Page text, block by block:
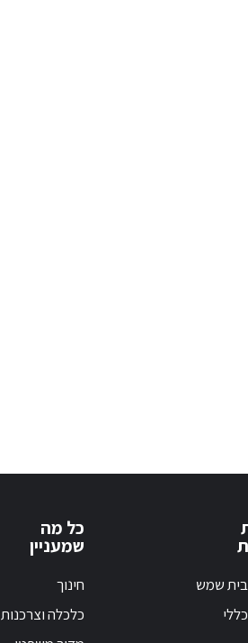
שמש
כל מה
שמעניין
חינוך
כלכלה וצרכנות